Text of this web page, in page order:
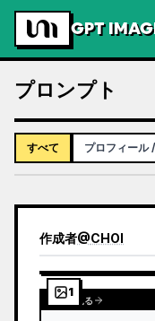
GPT
プロンプト
すべて プロフィール
作成者@CHOI
1
全文を見る